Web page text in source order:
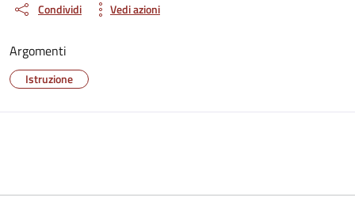
Condividi Vedi azioni
Argomenti
Istruzione